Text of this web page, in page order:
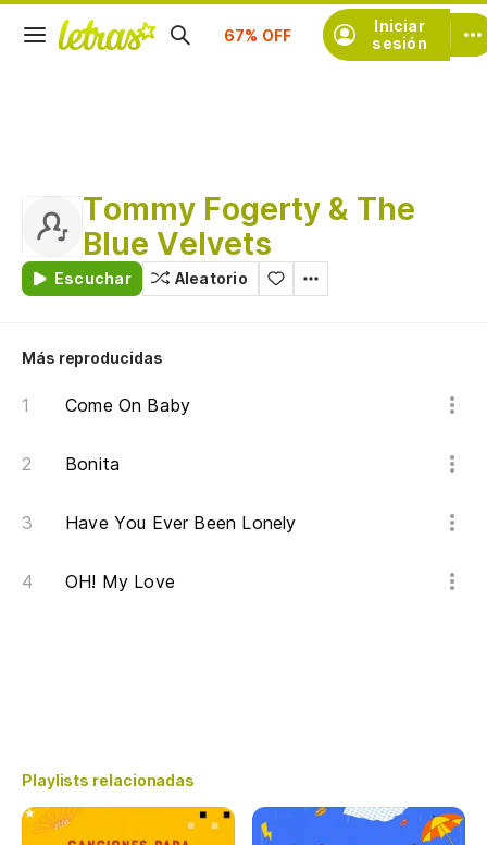
Iniciar
sesión
Suscríbete
Tommy Fogerty & The
Blue Velvets
Escuchar Aleatorio
Más reproducidas
Come On Baby
Bonita
Have You Ever Been Lonely
OH! My Love
Playlists relacionadas